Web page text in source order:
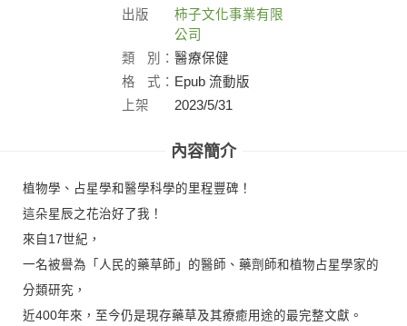
出版
柿子文化事業有限
公司
類
別： 醫療保健
格
式： Epub 流動版
上架
2023/5/31
內容簡介
植物學、占星學和醫學科學的里程豐碑！
這朵星辰之花治好了我！
來自17世紀，
一名被譽為「人民的藥草師」的醫師、藥劑師和植物占星學家的
分類研究，
近400年來，至今仍是現存藥草及其療癒用途的最完整文獻。